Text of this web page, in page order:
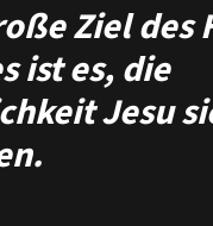
Ziel des
ist es, die
Jesu